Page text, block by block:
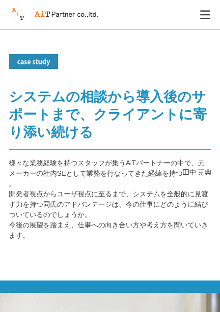
システムの相談から導入後のサ
ポートまで、クライアントに寄
り添い続ける
様々な業務経験を持つスタッフが集うAiTパートナーの中で、元
メーカーの社内SEとして業務を行なってきた経緯を持つ
。
開発者視点からユーザ視点に至るまで、システムを全般的に見渡
す力を持つ同氏のアドバンテージは、今の仕事にどのように結び
ついているのでしょうか。
今後の展望を踏まえ、仕事への向き合い方や考え方を聞いていき
ます。